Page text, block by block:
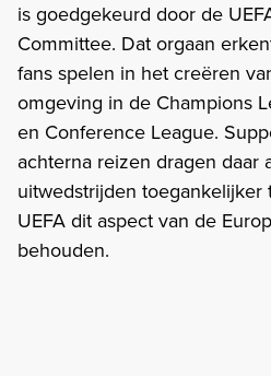
is goedgekeurd door de
Committee. Dat orgaan
fans spelen in het creëren
omgeving in de Champions
en Conference League.
achterna reizen dragen daar
uitwedstrijden toegankelijker
UEFA dit aspect van de
behouden.